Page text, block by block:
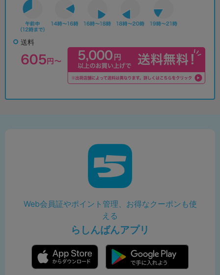
送料
Web会員証やポイント管理、お得なクーポンも使
える
らしんばんアプリ